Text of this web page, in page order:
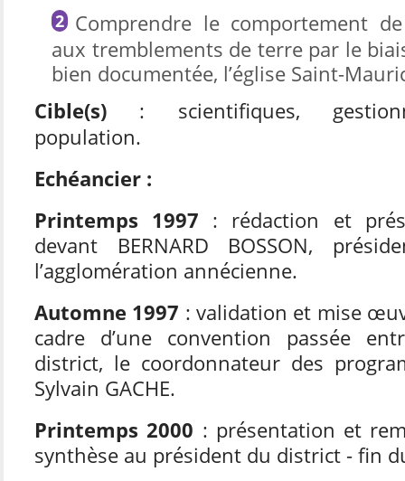
Comprendre le comportement
aux tremblements de terrepar le
bien documentée, l’église Saint-
Cible(s) : scientifiques,
population.
Echéancier :
Printemps 1997 : rédaction et
devant BERNARD BOSSON,
l’agglomération annécienne.
Automne 1997 : validation et mise
cadre d’une convention passée
district, le coordonnateur des
Sylvain GACHE.
Printemps 2000 : présentation et
synthèse au président du district - fin